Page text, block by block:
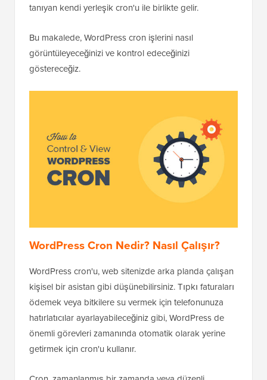
tanıyan kendi yerleşik cron'u ile birlikte gelir.
Bu makalede, WordPress cron işlerini nasıl
görüntüleyeceğinizi ve kontrol edeceğinizi
göstereceğiz.
WordPress Cron Nedir? Nasıl Çalışır?
WordPress cron'u, web sitenizde arka planda çalışan
kişisel bir asistan gibi düşünebilirsiniz. Tıpkı faturaları
ödemek veya bitkilere su vermek için telefonunuza
hatırlatıcılar ayarlayabileceğiniz gibi, WordPress de
önemli görevleri zamanında otomatik olarak yerine
getirmek için cron'u kullanır.